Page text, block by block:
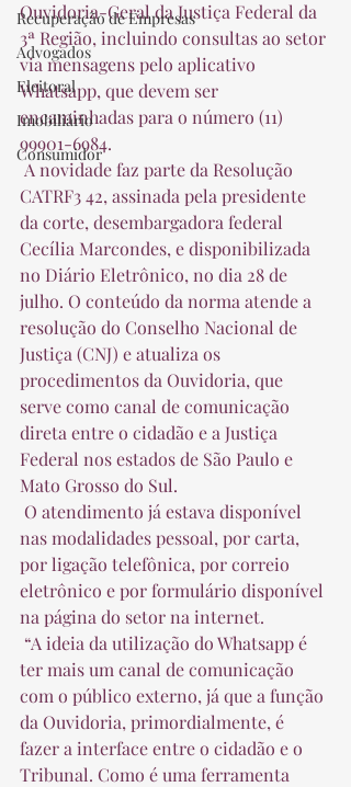
Recuperação de Empresas
Advogados
Eleitoral
Imobiliário
Consumidor
Ouvidoria-Geral da Justiça Federal da
3ª Região, incluindo consultas ao setor
via mensagens pelo aplicativo
Whatsapp, que devem ser
encaminhadas para o número (11)
99901-6984.
CATRF3 42, assinada pela presidente
da corte, desembargadora federal
Cecília Marcondes, e disponibilizada
no Diário Eletrônico, no dia 28 de
julho. O conteúdo da norma atende a
resolução do Conselho Nacional de
Justiça (CNJ) e atualiza os
procedimentos da Ouvidoria, que
serve como canal de comunicação
direta entre o cidadão e a Justiça
Federal nos estados de São Paulo e
Mato Grosso do Sul.
nas modalidades pessoal, por carta,
por ligação telefônica, por correio
eletrônico e por formulário disponível
na página do setor na internet.
ter mais um canal de comunicação
com o público externo, já que a função
da Ouvidoria, primordialmente, é
fazer a interface entre o cidadão e o
Tribunal. Como é uma ferramenta